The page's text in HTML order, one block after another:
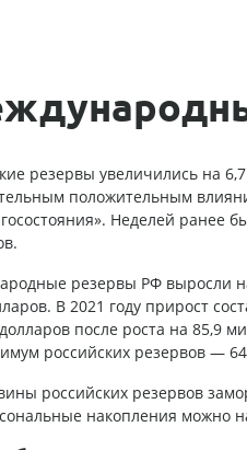
резервы увеличились на
положительным
Неделей ранее
резервы РФ выросли
В 2021 году прирост
после роста на 85,9
российских резервов —
российских резервов
накопления можно